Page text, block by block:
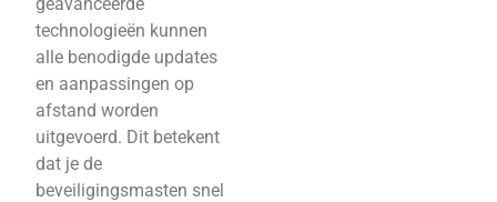
technologieën kunnen
alle benodigde updates
en aanpassingen op
afstand worden
uitgevoerd. Dit betekent
dat je de
beveiligingsmasten snel